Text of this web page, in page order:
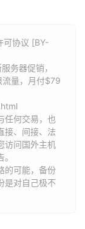
可协议 [BY-
务器促销，
量，月付$79
任何交易，也
接、间接、法
访问国外主机
的可能，备份
是对自己极不